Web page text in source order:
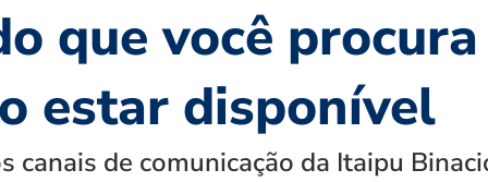
que você
estar disponível
canais de comunicação da Itaipu